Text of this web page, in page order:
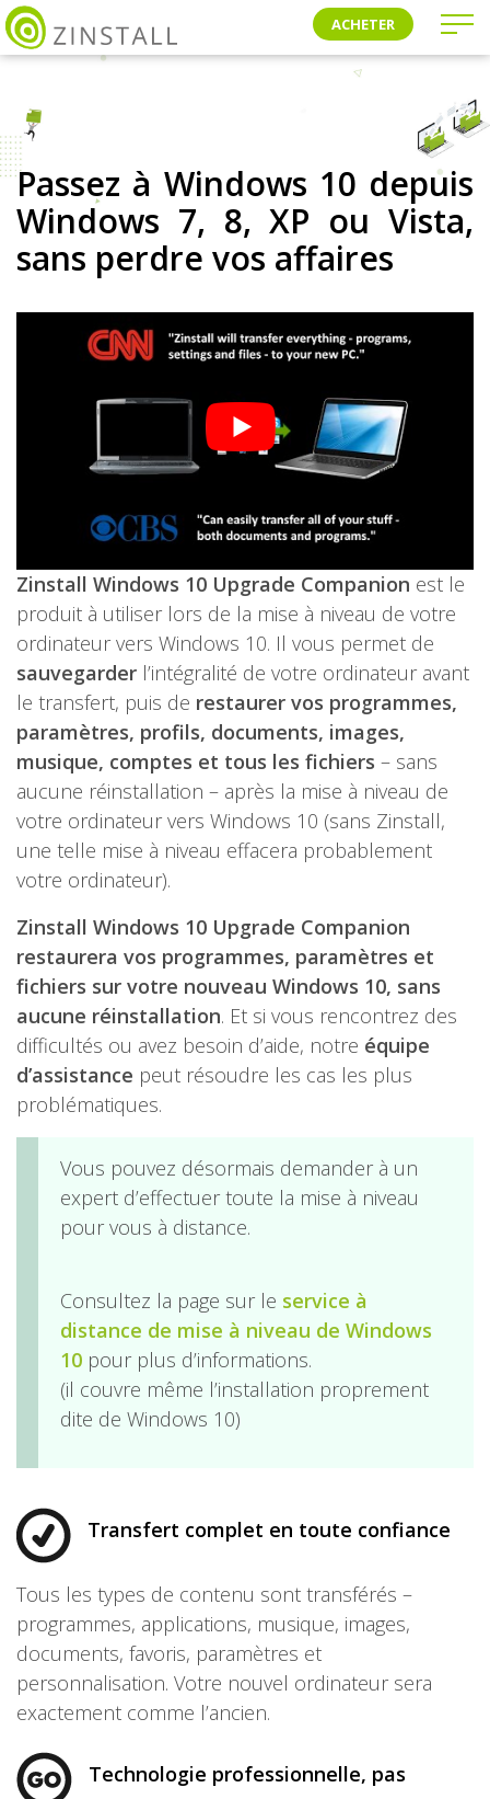
ACHETER
Passez à Windows 10 depuis
Windows 7, 8, XP ou Vista,
sans perdre vos affaires
Zinstall Windows 10 Upgrade Companion est le
produit à utiliser lors de la mise à niveau de votre
ordinateur vers Windows 10. Il vous permet de
sauvegarder l’intégralité de votre ordinateur avant
le transfert, puis de restaurer vos programmes,
paramètres, profils, documents, images,
musique, comptes et tous les fichiers – sans
aucune réinstallation – après la mise à niveau de
votre ordinateur vers Windows 10 (sans Zinstall,
une telle mise à niveau effacera probablement
votre ordinateur).
Zinstall Windows 10 Upgrade Companion
restaurera vos programmes, paramètres et
fichiers sur votre nouveau Windows 10, sans
aucune réinstallation. Et si vous rencontrez des
difficultés ou avez besoin d’aide, notre équipe
d’assistance peut résoudre les cas les plus
problématiques.
Vous pouvez désormais demander à un
expert d’effectuer toute la mise à niveau
pour vous à distance.
Consultez la page sur le service à
distance de mise à niveau de Windows
10 pour plus d’informations.
(il couvre même l’installation proprement
dite de Windows 10)
Transfert complet en toute confiance
Tous les types de contenu sont transférés –
programmes, applications, musique, images,
documents, favoris, paramètres et
personnalisation. Votre nouvel ordinateur sera
exactement comme l’ancien.
Technologie professionnelle, pas